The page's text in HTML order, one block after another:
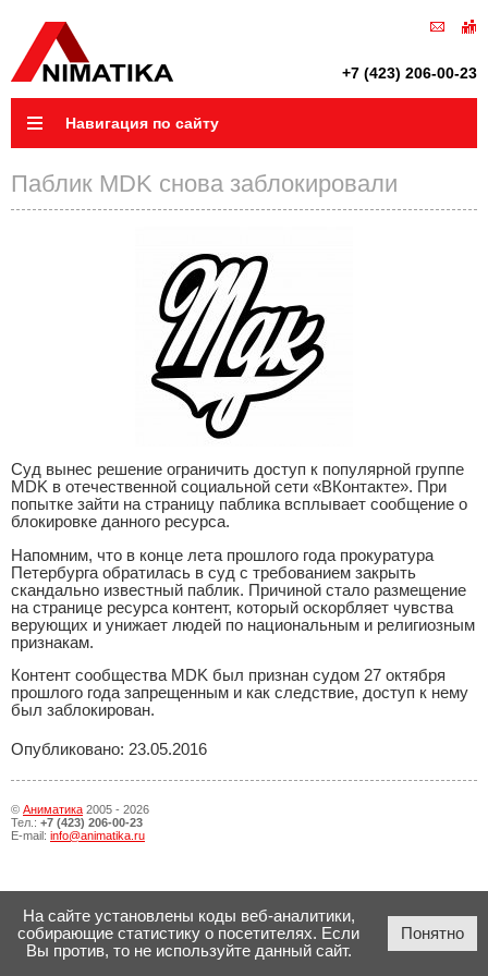
+7 (423) 206-00-23
Навигация по сайту
Паблик MDK снова заблокировали
Суд вынес решение ограничить доступ к популярной группе
MDK в отечественной социальной сети «ВКонтакте». При
попытке зайти на страницу паблика всплывает сообщение о
блокировке данного ресурса.
Напомним, что в конце лета прошлого года прокуратура
Петербурга обратилась в суд с требованием закрыть
скандально известный паблик. Причиной стало размещение
на странице ресурса контент, который оскорбляет чувства
верующих и унижает людей по национальным и религиозным
признакам.
Контент сообщества MDK был признан судом 27 октября
прошлого года запрещенным и как следствие, доступ к нему
был заблокирован.
Опубликовано: 23.05.2016
© Аниматика 2005 - 2026
Тел.: +7 (423) 206-00-23
E-mail: info@animatika.ru
На сайте установлены коды веб-аналитики,
собирающие статистику о посетителях. Если
Вы против, то не используйте данный сайт.
Понятно